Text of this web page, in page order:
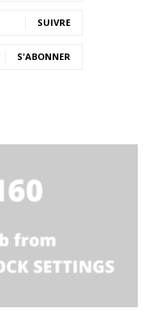
SUIVRE
S'ABONNER